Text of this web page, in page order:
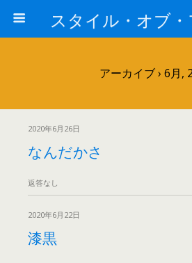
アーカイブ › 6月,
2020年6月26日
なんだかさ
返答なし
2020年6月22日
漆黒